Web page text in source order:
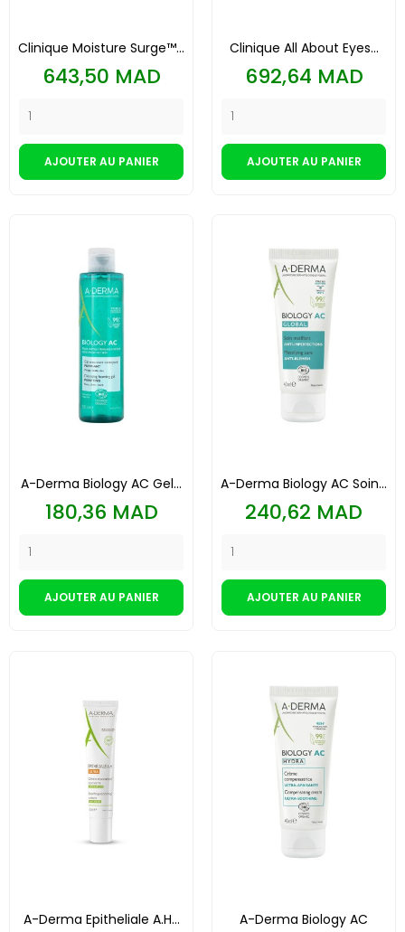
Clinique Moisture Surge™...
Prix
643,50 MAD
AJOUTER AU PANIER
Clinique All About Eyes...
Prix
692,64 MAD
AJOUTER AU PANIER
A-Derma Biology AC Gel...
Prix
180,36 MAD
AJOUTER AU PANIER
A-Derma Biology AC Soin...
Prix
240,62 MAD
AJOUTER AU PANIER
A-Derma Epitheliale A.H...
A-Derma Biology AC